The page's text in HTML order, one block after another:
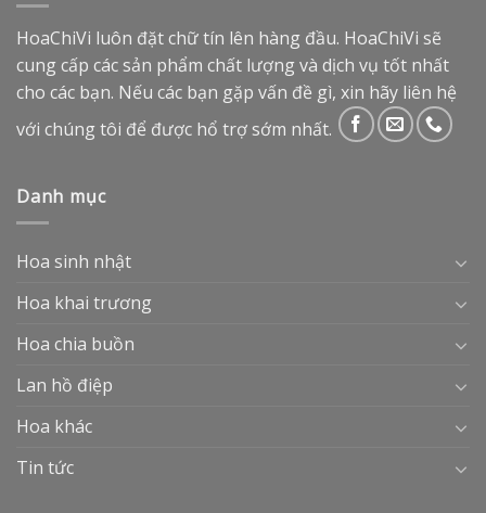
HoaChiVi luôn đặt chữ tín lên hàng đầu. HoaChiVi sẽ
cung cấp các sản phẩm chất lượng và dịch vụ tốt nhất
cho các bạn. Nếu các bạn gặp vấn đề gì, xin hãy liên hệ
với chúng tôi để được hổ trợ sớm nhất.
Danh mục
Hoa sinh nhật
Hoa khai trương
Hoa chia buồn
Lan hồ điệp
Hoa khác
Tin tức